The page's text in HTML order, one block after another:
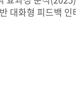
대화형 피드백